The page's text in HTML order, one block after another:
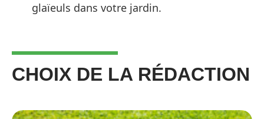
glaïeuls dans votre jardin.
CHOIX DE LA RÉDACTION